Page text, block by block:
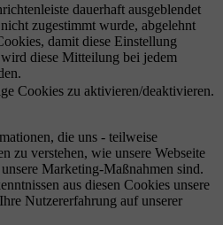
dauerhaft ausgeblendet
zugestimmt wurde, abgelehnt
damit diese Einstellung
diese Mitteilung bei jedem
Cookies zu aktivieren/deaktivieren.
die uns - teilweise
zu verstehen, wie unsere Webseite
Marketing-Maßnahmen sind.
aus diesen Cookies unsere
Nutzererfahrung auf unserer